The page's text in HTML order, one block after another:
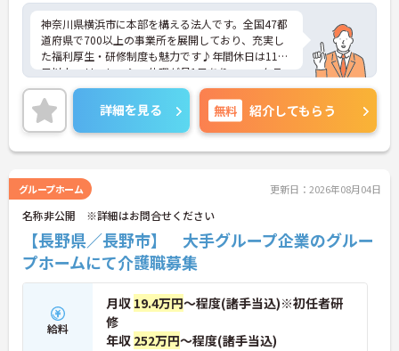
神奈川県横浜市に本部を構える法人です。全国47都
道府県で700以上の事業所を展開しており、充実し
た福利厚生・研修制度も魅力です♪年間休日は110
日以上、リフレッシュ休暇が月1日あり、ワークラ
イフバランスを重視される方にもおすすめです。ご
興味のある方には、面接対策ポイントなど、さらに
詳細をお話しいたしますのでお気軽にご相談くださ
い！
詳細を見る 無料 紹介してもらう
グループホーム 更新日：2026年08月04日
名称非公開 ※詳細はお問合せください
【長野県／長野市】 大手グループ企業のグルー
プホームにて介護職募集
給料
月収 19.4万円～程度(諸手当込)※初任者研
修
年収 252万円～程度(諸手当込)